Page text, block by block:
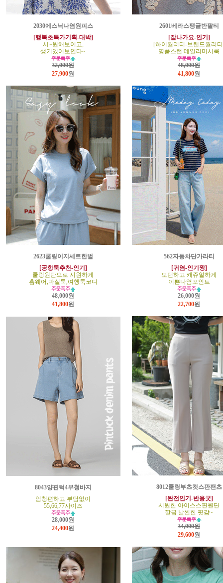
2030에스닉나염원피스
[행복초특가기획-대박]
시~원해보이고,
생기있어보인다~
32,000원
27,900원
2601베라스팽글반팔티
[잘나가요-인기]
[하이퀄리티-브랜드퀄리
명품스런 데일리미시룩
48,000원
41,800원
2623쿨링이지세트한벌
[공항룩추천-인기]
쿨링원단으로 시원하게
홈웨어,마실룩,여행룩코디
48,000원
41,800원
562자동차단가라티
[귀염-인기짱]
모던하고 캐쥬얼하게
이쁜나염포인트
26,000원
22,700원
8043양핀턱4부청바지
엄청편하고 부담없이
55,66,77사이즈
28,000원
24,400원
8012쿨링부츠컷스판팬츠
[완전인기-반응굿]
시원한 아이스스판원단
깔끔 날씬한 핏감~
34,000원
29,600원